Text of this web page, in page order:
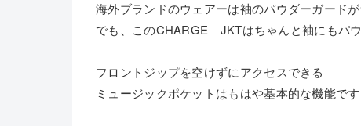
海外ブランドのウェアーは袖のパウダーガード
でも、このCHARGE JKTはちゃんと袖にもパウ
フロントジップを空けずにアクセスできる
ミュージックポケットはもはや基本的な機能です